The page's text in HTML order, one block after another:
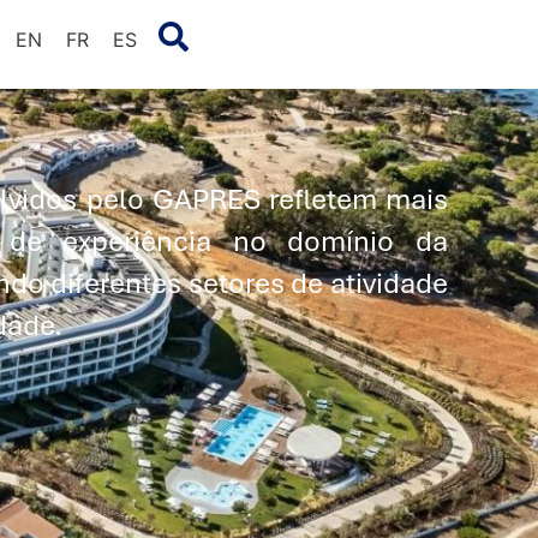
EN FR ES
pelo GAPRES refletem mais
experiência no domínio da
diferentes setores de atividade